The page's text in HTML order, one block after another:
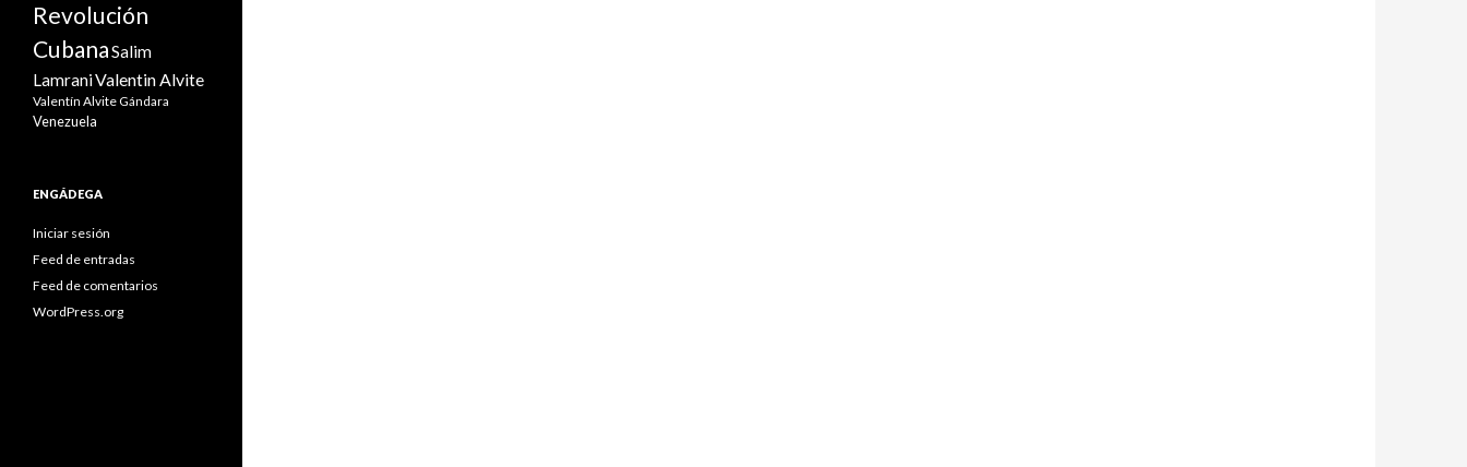
Revolución
CubanaSalim
LamraniValentin Alvite
Valentín Alvite Gándara
Venezuela
ENGÁDEGA
Iniciar sesión
Feed de entradas
Feed de comentarios
WordPress.org